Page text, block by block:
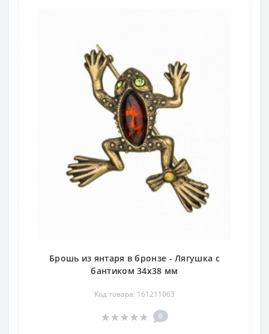
Брошь из янтаря в бронзе - Лягушка с
бантиком 34х38 мм
Код товара: 161211063
0